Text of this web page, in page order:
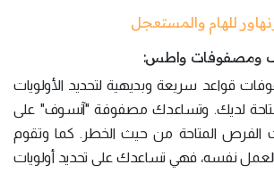
للهام والمستعجل
قواعد سريعة وبديهية لتحديد الأولويات
لديك. وتساعدك مصفوفة "آنسوف" على
الفرص المتاحة من حيث الخطر. كما وتقوم
نفسه، فهي تساعدك على تحديد أولويات